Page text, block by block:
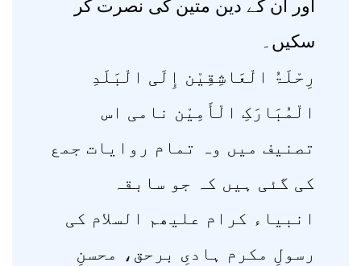
اور ان کے دین متین کی نصرت کر
سکیں۔
رِحْلَۃُ الْعَاشِقِیْن إِلَی الْبَلَدِ
الْمُبَارَکِ الْأَمِیْن نامی اس
تصنیف میں وہ تمام روایات جمع
کی گئی ہیں کہ جو سابقہ
انبیاء کرام علیھم السلام کی
رسولِ مکرم ہادیِ برحق، محسنِ